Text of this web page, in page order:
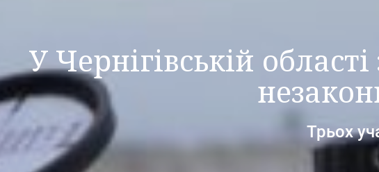
У Чернігівській
Трьох